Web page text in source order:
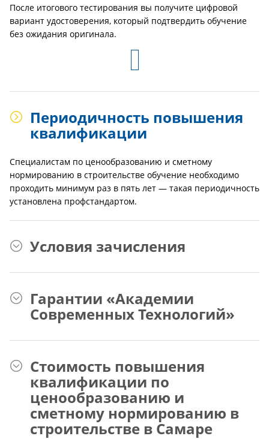
После итогового тестирования вы получите цифровой
вариант удостоверения, который подтвердить обучение
без ожидания оригинала.
Периодичность повышения
квалификации
Специалистам по ценообразованию и сметному
нормированию в строительстве обучение необходимо
проходить минимум раз в пять лет — такая периодичность
установлена профстандартом.
Условия зачисления
Гарантии «Академии
Современных Технологий»
Стоимость повышения
квалификации по
ценообразованию и
сметному нормированию в
строительстве в Самаре